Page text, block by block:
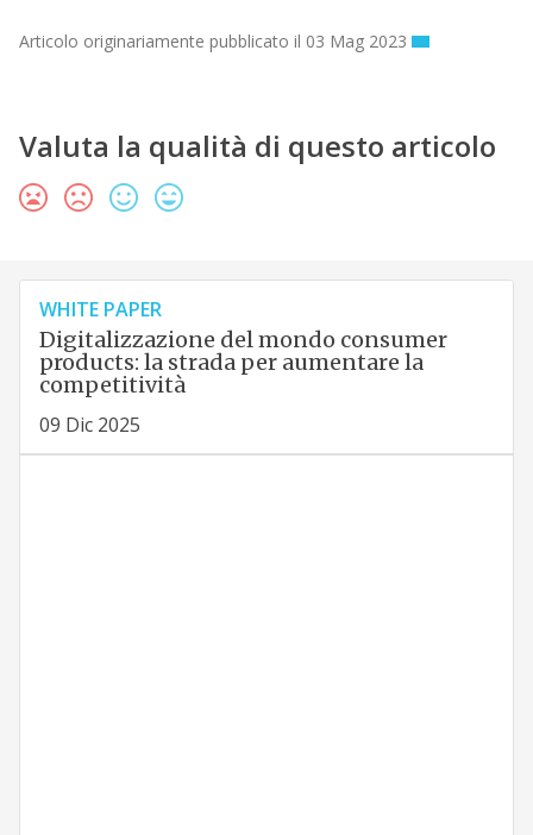
Articolo originariamente pubblicato il 03 Mag 2023
Valuta la qualità di questo articolo
WHITE PAPER
Digitalizzazione del mondo consumer
products: la strada per aumentare la
competitività
09 Dic 2025